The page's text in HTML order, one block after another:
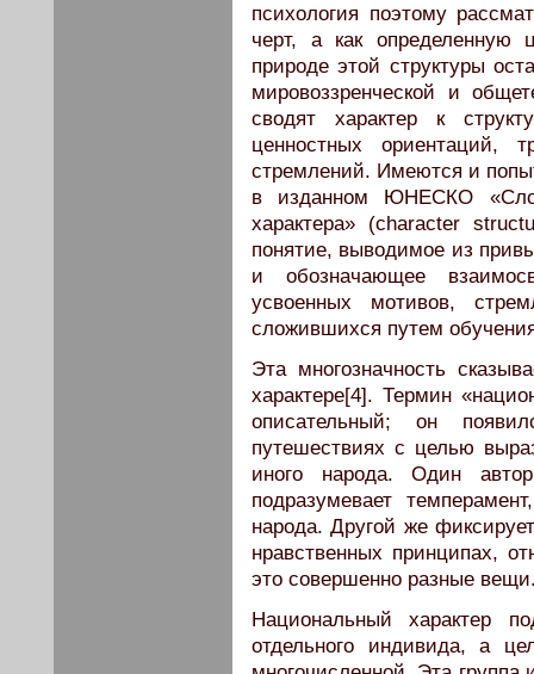
психология поэтому
черт, а как определенную
природе этой структуры
мировоззренческой и
сводят характер к
ценностных ориентаций,
стремлений. Имеются и
в изданном ЮНЕСКО
характера» (character
понятие, выводимое из
и обозначающее
усвоенных мотивов,
сложившихся путем
Эта многозначность
характере[4]. Термин
описательный; он
путешествиях с целью
иного народа. Один
подразумевает
народа. Другой же
нравственных принципах,
это совершенно разные
Национальный характер
отдельного индивида, а